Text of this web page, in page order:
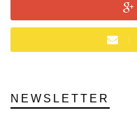
NEWSLETTER